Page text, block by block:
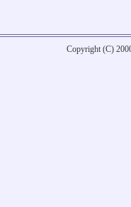
Copyright (C)